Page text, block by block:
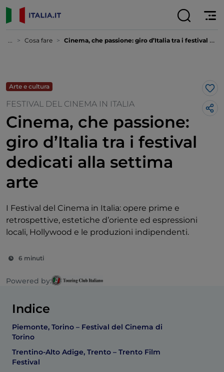
... Cosa fare Cinema, che passione: giro d’Italia tra i festival dedicati alla settima arte
Arte e cultura
FESTIVAL DEL CINEMA IN ITALIA
Cinema, che passione:
giro d’Italia tra i festival
dedicati alla settima
arte
I Festival del Cinema in Italia: opere prime e
retrospettive, estetiche d’oriente ed espressioni
locali, Hollywood e le produzioni indipendenti.
6 minuti
Powered by:
Indice
Piemonte, Torino – Festival del Cinema di
Torino
Trentino-Alto Adige, Trento – Trento Film
Festival